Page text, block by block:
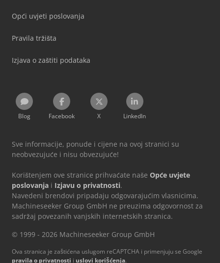
Opći uvjeti poslovanja
Pravila tržišta
Izjava o zaštiti podataka
Blog Facebook X LinkedIn
Sve informacije, ponude i cijene na ovoj stranici su
neobvezujuće i nisu obvezujuće!
Korištenjem ove stranice prihvaćate naše Opće uvjete
poslovanja i Izjavu o privatnosti.
Navedeni brendovi pripadaju odgovarajućim vlasnicima.
Machineseeker Group GmbH ne preuzima odgovornost za
sadržaj povezanih vanjskih internetskih stranica.
© 1999 - 2026 Machineseeker Group GmbH
Ova stranica je zaštićena uslugom reCAPTCHA i primenjuju se Google
pravila o privatnosti i uslovi korišćenja.